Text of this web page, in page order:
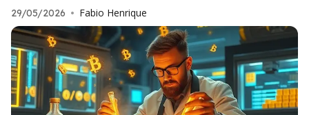
29/05/2026 • Fabio Henrique